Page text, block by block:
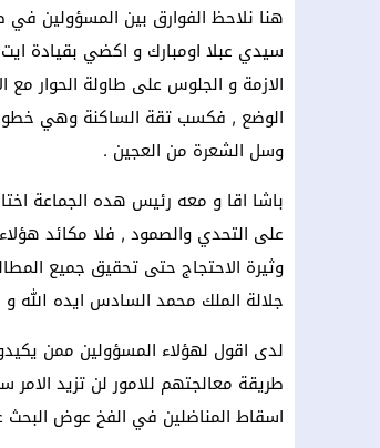
هنا نلاحظ الفوارق بين المسؤولين
سيدي عبلا اومبارك و اكضي بقيادة
الازمة و الجلوس على طاولة الحوار مع
الوضع , فكسب تقة الساكنة وهي خطوة
وسل الشعرة من العجين .
باشا اقا و معه رئيس هده الجماعة
على التحدي والصمود , فلا مكائد
وثيرة الاحتجاج حتى تحقيق جميع
جلالة الملك محمد السادس ايده الله
لدى اقول لهؤلاء المسؤولين ممن
طريقة معالجتهم للامور لن تزيد
اسقاط المناضلين في الفخ عوض